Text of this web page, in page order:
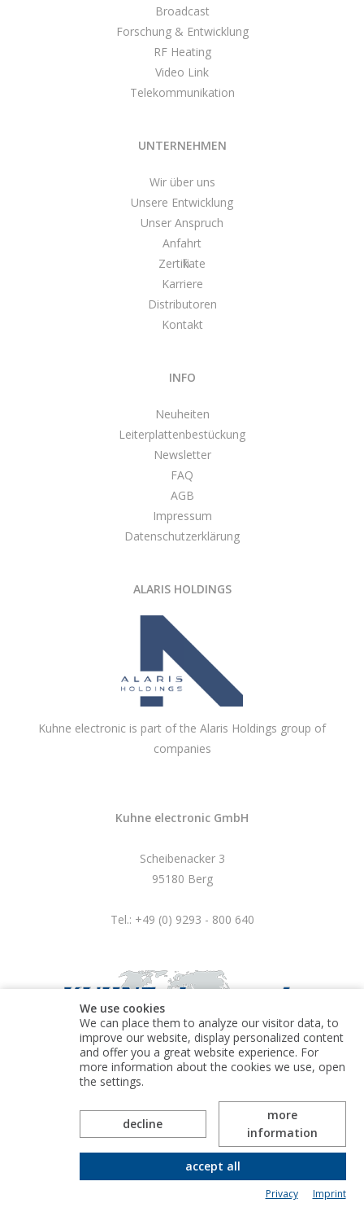
Broadcast
Forschung & Entwicklung
RF Heating
Video Link
Telekommunikation
UNTERNEHMEN
Wir über uns
Unsere Entwicklung
Unser Anspruch
Anfahrt
Zertifikate
Karriere
Distributoren
Kontakt
INFO
Neuheiten
Leiterplattenbestückung
Newsletter
FAQ
AGB
Impressum
Datenschutzerklärung
ALARIS HOLDINGS
Kuhne electronic is part of the Alaris Holdings group of
companies
Kuhne electronic GmbH
Scheibenacker 3
95180 Berg
Tel.: +49 (0) 9293 - 800 640
© Kuhne electronic GmbH
We use cookies
We can place them to analyze our visitor data, to
improve our website, display personalized content
and offer you a great website experience. For
more information about the cookies we use, open
the settings.
decline
accept all
more
information
Privacy Imprint